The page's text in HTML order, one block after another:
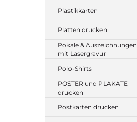
Plastikkarten
Platten drucken
Pokale & Auszeichnungen
mit Lasergravur
Polo-Shirts
POSTER und PLAKATE
drucken
Postkarten drucken